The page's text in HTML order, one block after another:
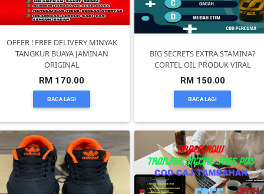
OFFER ! FREE DELIVERY MINYAK
TANGKUR BUAYA JAMINAN
ORIGINAL
RM 170.00
BACA LAGI
BIG SECRETS EXTRA STAMINA?
CORTEL OIL PRODUK VIRAL
RM 150.00
BACA LAGI
DAN
INFAK(0)
TUDUNG(0)
ARTIKEL(14)
PEMBORONG(2)
PRODUK
DIGITAL(29)